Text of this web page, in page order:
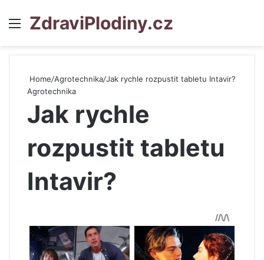
Menu
ZdraviPlodiny.cz
Home/Agrotechnika/Jak rychle rozpustit tabletu Intavir?
Agrotechnika
Jak rychle
rozpustit tabletu
Intavir?